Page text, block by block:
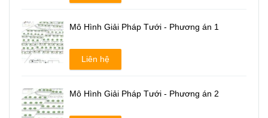
Mô Hình Giải Pháp Tưới - Phương án 1
Liên hệ
Mô Hình Giải Pháp Tưới - Phương án 2